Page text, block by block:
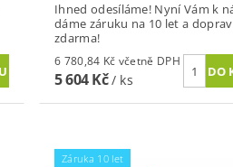
Ihned odesíláme! Nyní Vám k
dáme záruku na 10 let a
zdarma!
6 780,84 Kč včetně DPH
5 604 Kč/ ks
Záruka 10 let